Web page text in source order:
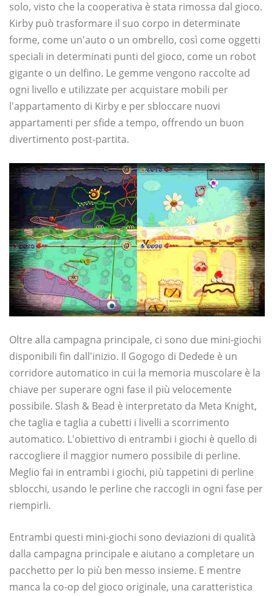
solo, visto che la cooperativa è stata rimossa dal gioco.
Kirby può trasformare il suo corpo in determinate
forme, come un'auto o un ombrello, così come oggetti
speciali in determinati punti del gioco, come un robot
gigante o un delfino. Le gemme vengono raccolte ad
ogni livello e utilizzate per acquistare mobili per
l'appartamento di Kirby e per sbloccare nuovi
appartamenti per sfide a tempo, offrendo un buon
divertimento post-partita.
Oltre alla campagna principale, ci sono due mini-giochi
disponibili fin dall'inizio. Il Gogogo di Dedede è un
corridore automatico in cui la memoria muscolare è la
chiave per superare ogni fase il più velocemente
possibile. Slash & Bead è interpretato da Meta Knight,
che taglia e taglia a cubetti i livelli a scorrimento
automatico. L'obiettivo di entrambi i giochi è quello di
raccogliere il maggior numero possibile di perline.
Meglio fai in entrambi i giochi, più tappetini di perline
sblocchi, usando le perline che raccogli in ogni fase per
riempirli.
Entrambi questi mini-giochi sono deviazioni di qualità
dalla campagna principale e aiutano a completare un
pacchetto per lo più ben messo insieme. E mentre
manca la co-op del gioco originale, una caratteristica